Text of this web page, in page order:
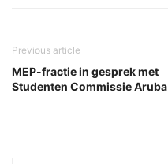
Previous article
MEP-fractie in gesprek met
Studenten Commissie Aruba